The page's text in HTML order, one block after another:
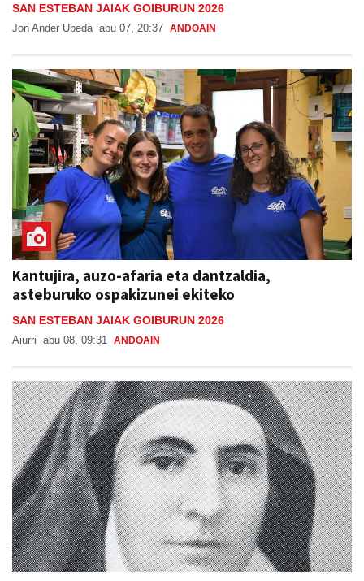
SAN ESTEBAN JAIAK GOIBURUN 2026
Jon Ander Ubeda abu 07, 20:37 ANDOAIN
Kantujira, auzo-afaria eta dantzaldia,
asteburuko ospakizunei ekiteko
SAN ESTEBAN JAIAK GOIBURUN 2026
Aiurri abu 08, 09:31 ANDOAIN